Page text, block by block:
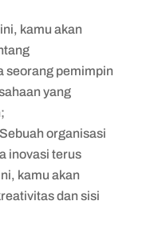
kamu akan
seorang pemimpin
yang
organisasi
inovasi terus
kamu akan
dan sisi